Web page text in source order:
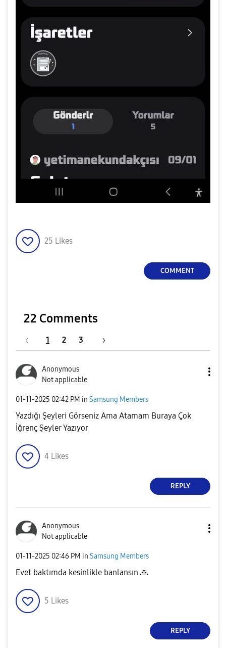
25 Likes
COMMENT
22 Comments
1 2 3
Anonymous
Not applicable
‎01-11-2025 02:42 PM in Samsung Members
Yazdığı Şeyleri Görseniz Ama Atamam Buraya Çok
İğrenç Şeyler Yazıyor
4 Likes
REPLY
Anonymous
Not applicable
‎01-11-2025 02:46 PM in Samsung Members
Evet baktımda kesinlikle banlansın 🙏
5 Likes
REPLY